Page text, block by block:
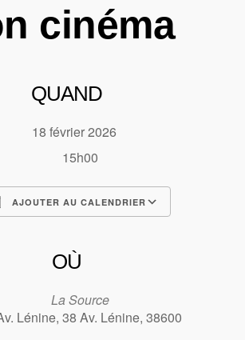
cinéma
QUAND
18 février 2026
15h00
AJOUTER AU CALENDRIER
OÙ
La Source
Lénine, 38 Av. Lénine, 38600